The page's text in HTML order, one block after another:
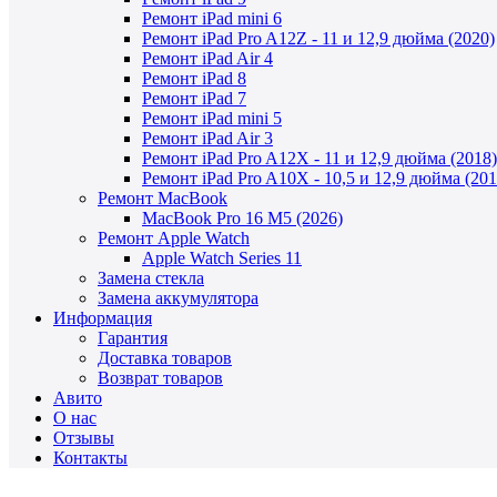
Ремонт iPad mini 6
Ремонт iPad Pro A12Z - 11 и 12,9 дюйма (2020)
Ремонт iPad Air 4
Ремонт iPad 8
Ремонт iPad 7
Ремонт iPad mini 5
Ремонт iPad Air 3
Ремонт iPad Pro A12X - 11 и 12,9 дюйма (2018)
Ремонт iPad Pro A10X - 10,5 и 12,9 дюйма
Ремонт MacBook
MacBook Pro 16 M5 (2026)
Ремонт Apple Watch
Apple Watch Series 11
Замена стекла
Замена аккумулятора
Информация
Гарантия
Доставка товаров
Возврат товаров
Авито
О нас
Отзывы
Контакты